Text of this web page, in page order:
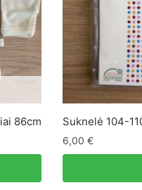
86cm Suknelė 104-
6,00 €